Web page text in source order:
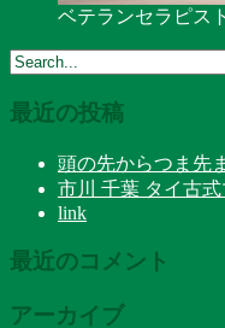
ベテランセラピスト
最近の投稿
頭の先からつま先
市川 千葉 タイ古
link
最近のコメント
アーカイブ